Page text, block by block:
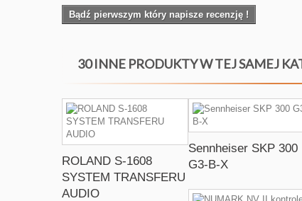
Bądź pierwszym który napisze recenzję !
30 INNE PRODUKTY W TEJ SAMEJ
ROLAND S-1608
SYSTEM TRANSFERU
AUDIO
Sennheiser SKP 300
G3-B-X